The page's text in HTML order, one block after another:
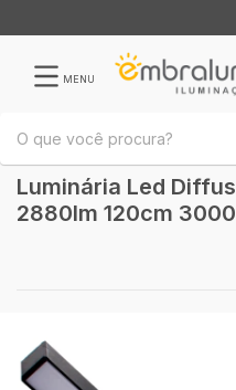
MENU
Luminária Led
2880lm 120cm